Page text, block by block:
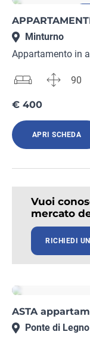
Minturno
Appartamento in
90
€ 400
APRI SCHEDA
Vuoi
mercato
RICHIEDI
ASTA
Ponte di Legno